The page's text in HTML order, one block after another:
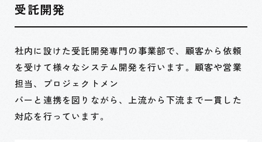
受託開発
社内に設けた受託開発専門の事業部で、顧客から依頼
を受けて様々なシステム開発を行います。顧客や営業
担当、プロジェクトメン
バーと連携を図りながら、上流から下流まで一貫した
対応を行っています。